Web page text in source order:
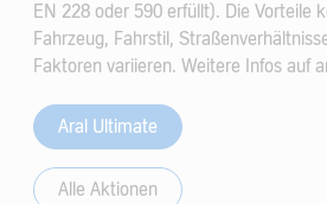
EN 228 oder 590 erfüllt). Die Vorteile
Fahrzeug, Fahrstil,
Faktoren variieren. Weitere Infos auf
Aral Ultimate
Alle Aktionen